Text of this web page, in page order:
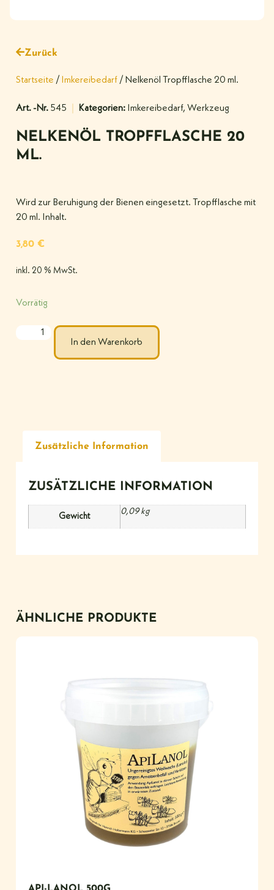
Zurück
Startseite / Imkereibedarf / Nelkenöl Tropfflasche 20 ml.
Art. -Nr. 545 Kategorien: Imkereibedarf, Werkzeug
NELKENÖL TROPFFLASCHE 20
ML.
Wird zur Beruhigung der Bienen eingesetzt. Tropfflasche mit
20 ml. Inhalt.
3,80 €
inkl. 20 % MwSt.
Vorrätig
In den Warenkorb
Zusätzliche Information
ZUSÄTZLICHE INFORMATION
Gewicht
0,09 kg
ÄHNLICHE PRODUKTE